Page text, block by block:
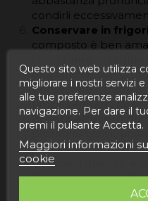
condirli
Conservare in
composto è ben
trasparente o in un
Conservare il burro
un'ora per farlo
Pronto all'uso:Il
pronto all'uso. È
per diverse
utilizzarlo quando si
Per unsapore extra
prima dell'uso,
Questo sito web utilizza
migliorare i nostri servizi
alle tue preferenze
navigazione. Per dare il
premi il pulsante Accetta.
Maggiori informazioni
cookie